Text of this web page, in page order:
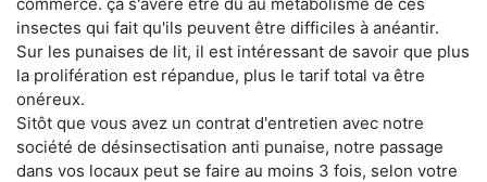
insectes qui fait qu'ils peuvent être difficiles à anéantir.
Sur les punaises de lit, il est intéressant de savoir que plus
la prolifération est répandue, plus le tarif total va être
onéreux.
Sitôt que vous avez un contrat d'entretien avec notre
société de désinsectisation anti punaise, notre passage
dans vos locaux peut se faire au moins 3 fois, selon votre